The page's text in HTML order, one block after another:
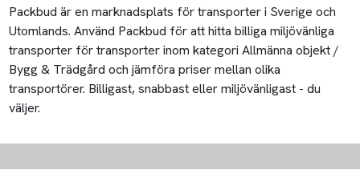
Packbud är en marknadsplats för transporter i Sverige och
Utomlands. Använd Packbud för att hitta billiga miljövänliga
transporter för transporter inom kategori Allmänna objekt /
Bygg & Trädgård och jämföra priser mellan olika
transportörer. Billigast, snabbast eller miljövänligast - du
väljer.